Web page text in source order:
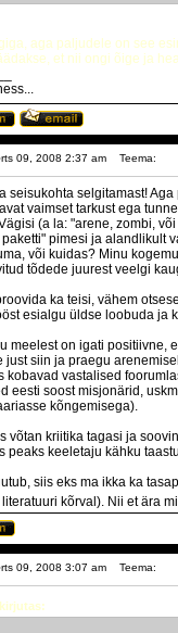
aga paljudele on see
et nii ongi õige ja
09, 2008 2:37 am Teema:
seisukohta selgitamast!
vaimset tarkust ega
(a la: "arene, zombi,
pimesi ja alandlikult
või kuidas? Minu
tõdede juurest veelgi
ka teisi, vähem
esialgu üldse loobuda
meelest on igati positiivne,
just siin ja praegu
kobavad vastalised
eesti soost misjonärid,
kõngemisega).
võtan kriitika tagasi ja
peaks keeletaju kähku
siis eks ma ikka ka
kõrval). Nii et ära
09, 2008 3:07 am Teema: